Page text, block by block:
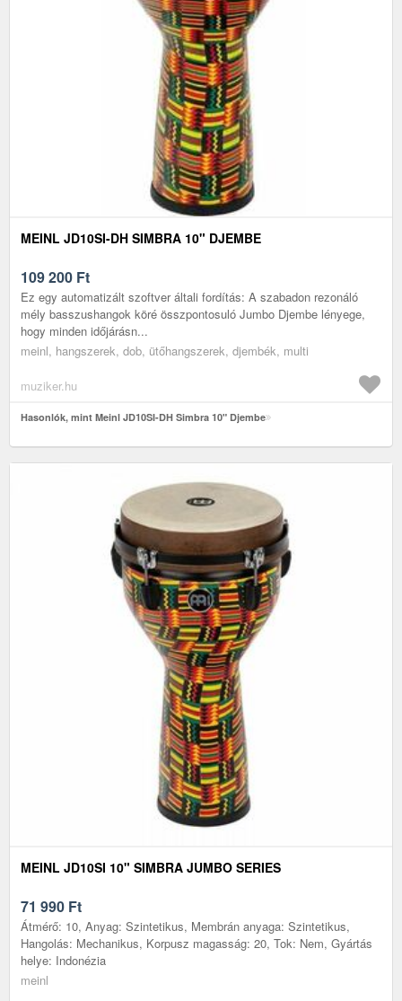
MEINL JD10SI-DH SIMBRA 10" DJEMBE
109 200 Ft
Ez egy automatizált szoftver általi fordítás: A szabadon rezonáló
mély basszushangok köré összpontosuló Jumbo Djembe lényege,
hogy minden időjárásn...
meinl, hangszerek, dob, ütőhangszerek, djembék, multi
muziker.hu
Hasonlók, mint Meinl JD10SI-DH Simbra 10" Djembe
MEINL JD10SI 10" SIMBRA JUMBO SERIES
71 990 Ft
Átmérő: 10, Anyag: Szintetikus, Membrán anyaga: Szintetikus,
Hangolás: Mechanikus, Korpusz magasság: 20, Tok: Nem, Gyártás
helye: Indonézia
meinl